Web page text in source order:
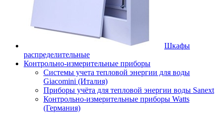
Шкафы
распределительные
Контрольно-измерительные приборы
Системы учета тепловой энергии для воды
Giacomini (Италия)
Приборы учёта для тепловой энергии воды Sanext
Контрольно-измерительные приборы Watts
(Германия)